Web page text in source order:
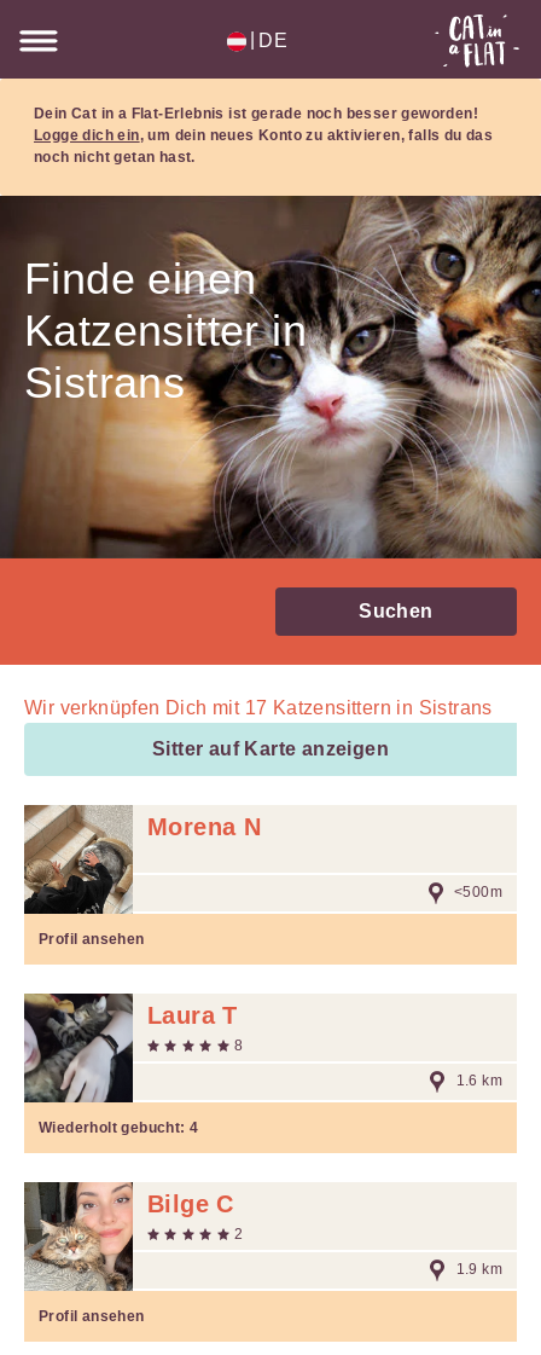
DE
Dein Cat in a Flat-Erlebnis ist gerade noch besser geworden!
Logge dich ein, um dein neues Konto zu aktivieren, falls du das
noch nicht getan hast.
Finde einen
Katzensitter in
Sistrans
Suchen
Wir verknüpfen Dich mit 17 Katzensittern in Sistrans
Sitter auf Karte anzeigen
Morena N
<500m
Profil ansehen
Laura T
8
1.6 km
Wiederholt gebucht:4
Bilge C
2
1.9 km
Profil ansehen